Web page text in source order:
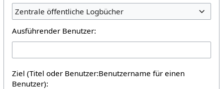
Zentrale öffentliche Logbücher
Ausführender Benutzer:
Ziel (Titel oder Benutzer:Benutzername für einen
Benutzer):